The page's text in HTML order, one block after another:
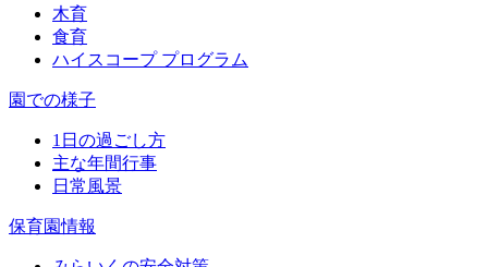
木育
食育
ハイスコープ プログラム
園での様子
1日の過ごし方
主な年間行事
日常風景
保育園情報